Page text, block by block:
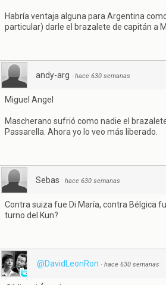
Habría ventaja alguna para Argentina
particular) darle el brazalete de capitán a
andy-arg · hace 630 semanas
Miguel Angel
Mascherano sufrió como nadie el
Passarella. Ahora yo lo veo más liberado.
Sebas · hace 630 semanas
Contra suiza fue Di María, contra Bélgica
turno del Kun?
@DavidLeonRon · hace 630 semanas